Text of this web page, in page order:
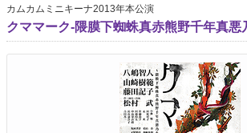
v
i
g
カムカムミニキーナ2013年本公演
クママーク-隈膜下蜘蛛真赤熊野千年真悪